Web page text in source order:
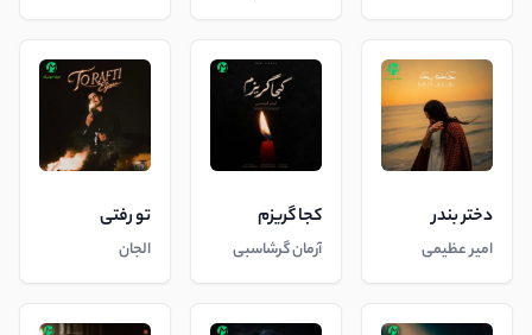
دختر بندر
امیر عظیمی
کجا گریزم
آرمان گرشاسبی
تو رفتی
الجان